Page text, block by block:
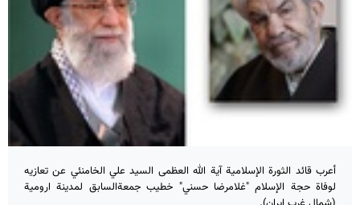
أعرب قائد الثورة الإسلامية آية الله العظمى السيد علي الخامنئي عن تعازيه
لوفاة حجة الإسلام "غلامرضا حسني" خطيب جمعةالسابق لمدينة ارومية